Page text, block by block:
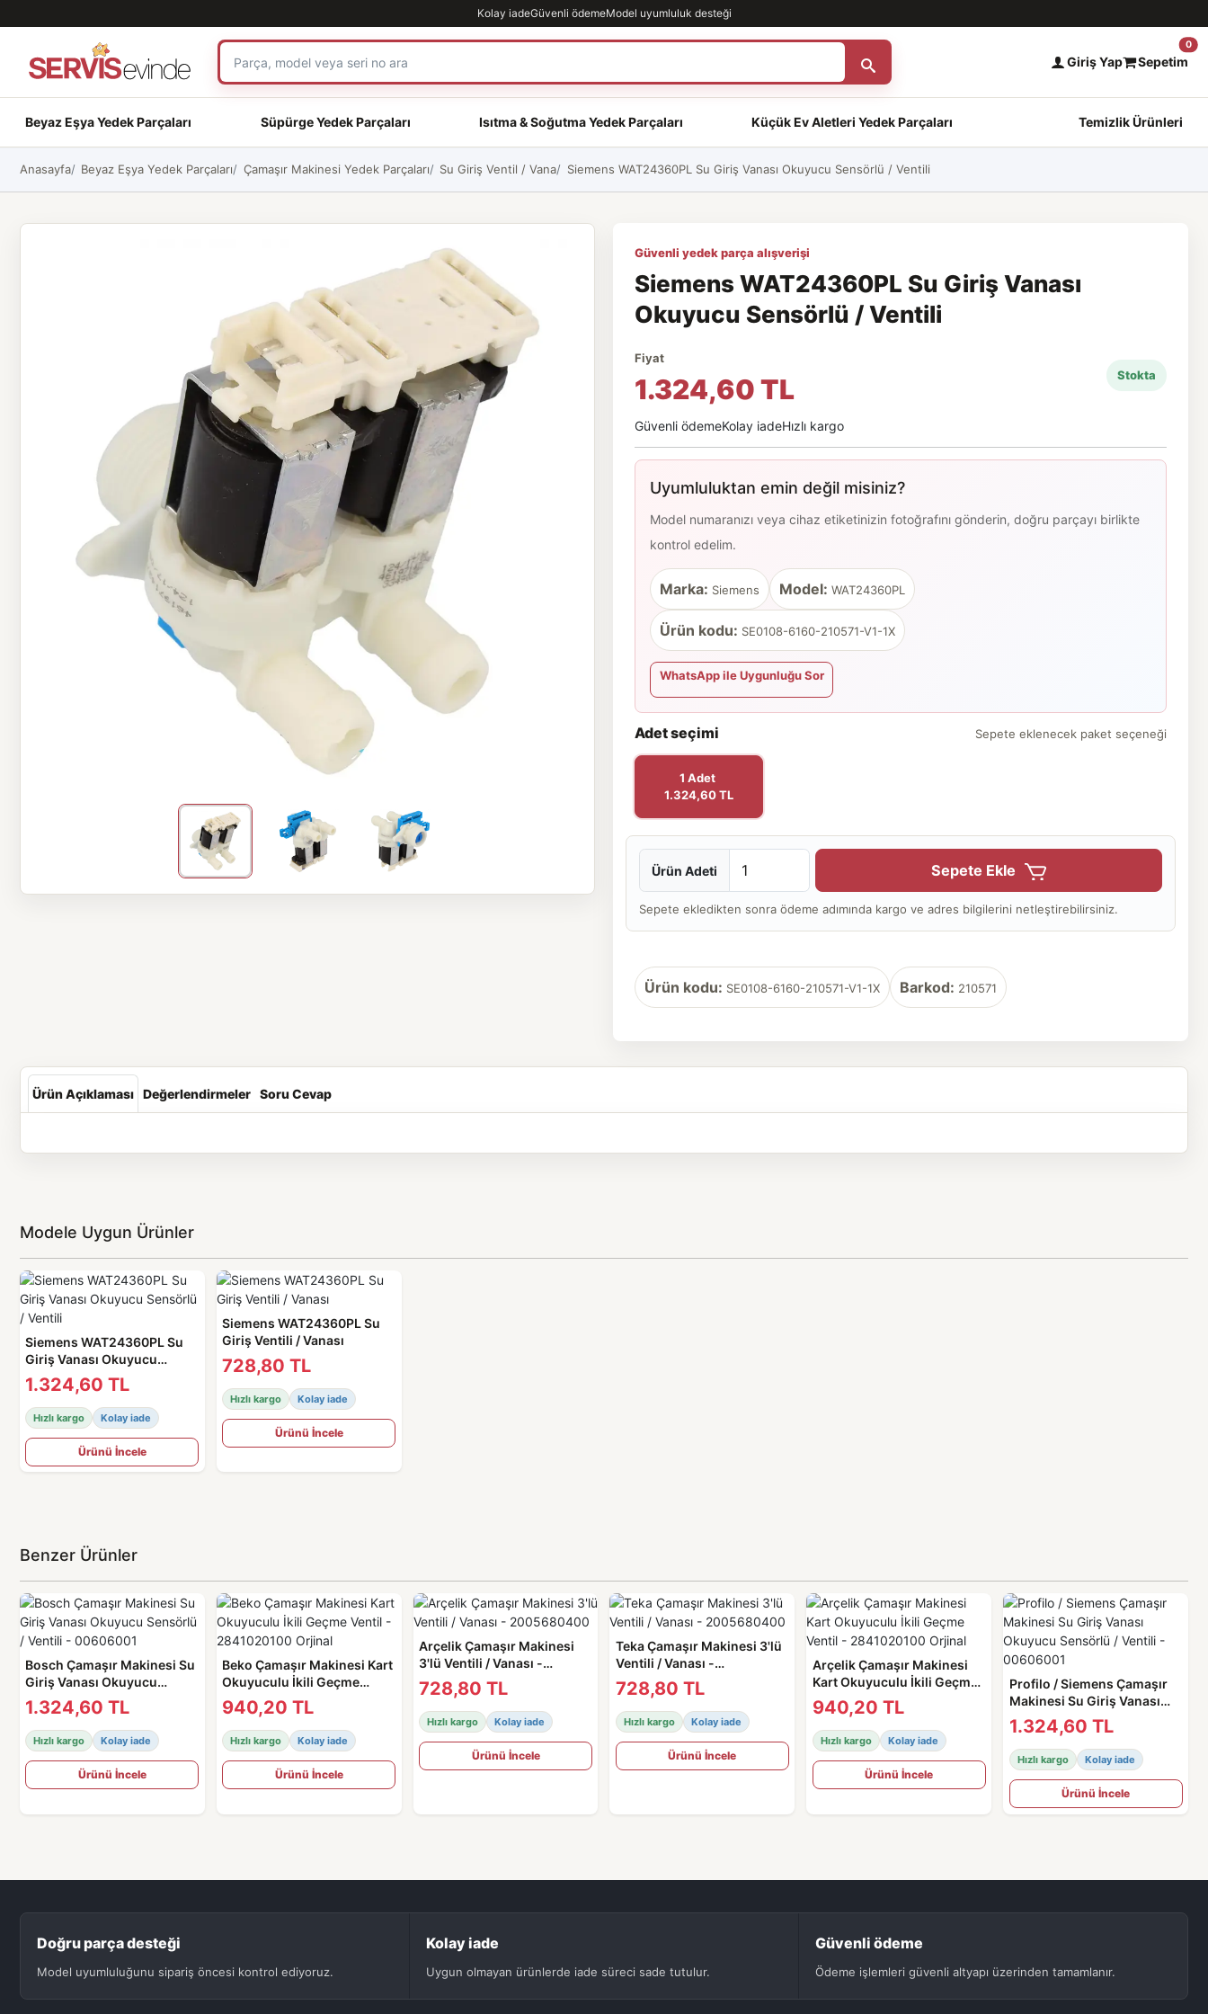
Kolay iadeGüvenli ödemeModel uyumluluk desteği
Giriş Yap Sepetim
0
Beyaz Eşya Yedek Parçaları Süpürge Yedek Parçaları Isıtma & Soğutma Yedek Parçaları Küçük Ev Aletleri Yedek Parçaları Temizlik Ürünleri
Anasayfa Beyaz Eşya Yedek Parçaları Çamaşır Makinesi Yedek Parçaları Su Giriş Ventil / Vana Siemens WAT24360PL Su Giriş Vanası Okuyucu Sensörlü / Ventili
Güvenli yedek parça alışverişi
Siemens WAT24360PL Su Giriş Vanası
Okuyucu Sensörlü / Ventili
Fiyat
1.324,60 TL Stokta
Güvenli ödemeKolay iadeHızlı kargo
Uyumluluktan emin değil misiniz?
Model numaranızı veya cihaz etiketinizin fotoğrafını gönderin, doğru parçayı birlikte
kontrol edelim.
Marka: Siemens Model: WAT24360PL
Ürün kodu: SE0108-6160-210571-V1-1X
WhatsApp ile Uygunluğu Sor
Adet seçimi Sepete eklenecek paket seçeneği
1 Adet
1.324,60 TL
Ürün Adeti Sepete Ekle
Sepete ekledikten sonra ödeme adımında kargo ve adres bilgilerini netleştirebilirsiniz.
Ürün kodu: SE0108-6160-210571-V1-1X Barkod: 210571
Ürün Açıklaması Değerlendirmeler Soru Cevap
Modele Uygun Ürünler
Siemens WAT24360PL Su
Giriş Vanası Okuyucu
Sensörlü / Ventili
1.324,60 TL
Hızlı kargo Kolay iade
Ürünü İncele
Siemens WAT24360PL Su
Giriş Ventili / Vanası
728,80 TL
Hızlı kargo Kolay iade
Ürünü İncele
Benzer Ürünler
Bosch Çamaşır Makinesi Su
Giriş Vanası Okuyucu
Sensörlü / Ventili -
00606001
1.324,60 TL
Hızlı kargo Kolay iade
Ürünü İncele
Beko Çamaşır Makinesi Kart
Okuyuculu İkili Geçme
Ventil - 2841020100 Orjinal
940,20 TL
Hızlı kargo Kolay iade
Ürünü İncele
Arçelik Çamaşır Makinesi
3'lü Ventili / Vanası -
2005680400
728,80 TL
Hızlı kargo Kolay iade
Ürünü İncele
Teka Çamaşır Makinesi 3'lü
Ventili / Vanası -
2005680400
728,80 TL
Hızlı kargo Kolay iade
Ürünü İncele
Arçelik Çamaşır Makinesi
Kart Okuyuculu İkili Geçme
Ventil - 2841020100 Orjinal
940,20 TL
Hızlı kargo Kolay iade
Ürünü İncele
Profilo / Siemens Çamaşır
Makinesi Su Giriş Vanası
Okuyucu Sensörlü / Ventili -
00606001
1.324,60 TL
Hızlı kargo Kolay iade
Ürünü İncele
Doğru parça desteği
Model uyumluluğunu sipariş öncesi kontrol ediyoruz.
Kolay iade
Uygun olmayan ürünlerde iade süreci sade tutulur.
Güvenli ödeme
Ödeme işlemleri güvenli altyapı üzerinden tamamlanır.